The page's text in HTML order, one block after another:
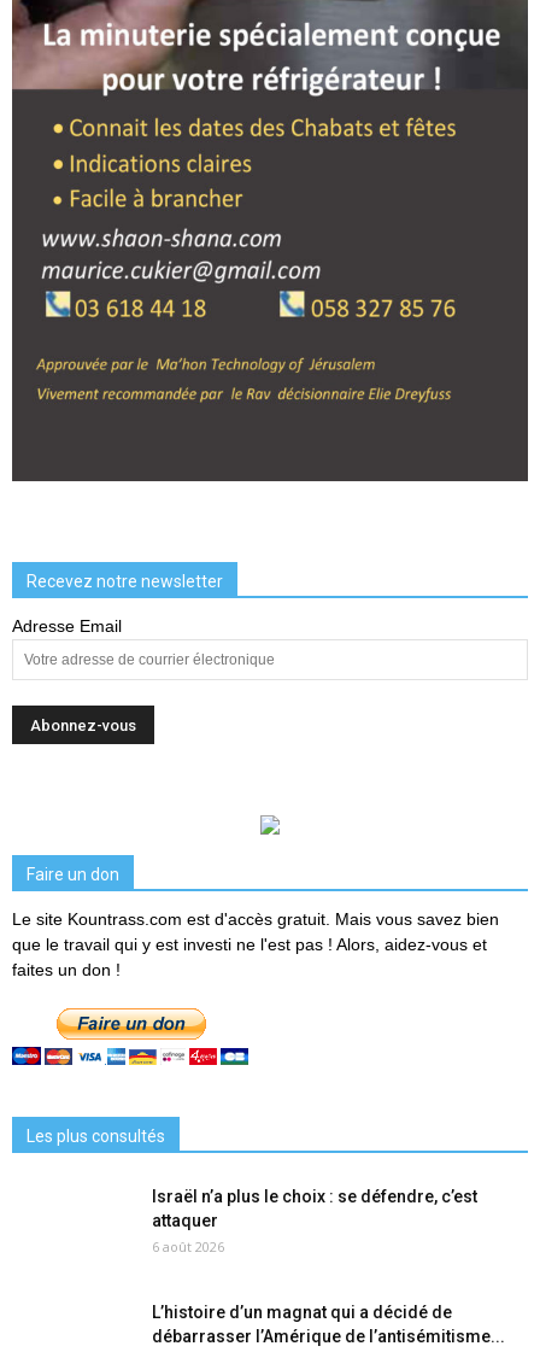
Recevez notre newsletter
Adresse Email
Faire un don
Le site Kountrass.com est d'accès gratuit. Mais vous savez bien
que le travail qui y est investi ne l'est pas ! Alors, aidez-vous et
faites un don !
Les plus consultés
Israël n’a plus le choix : se défendre, c’est
attaquer
6 août 2026
L’histoire d’un magnat qui a décidé de
débarrasser l’Amérique de l’antisémitisme...